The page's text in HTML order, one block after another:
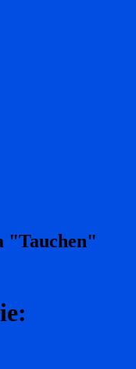
"Tauchen"